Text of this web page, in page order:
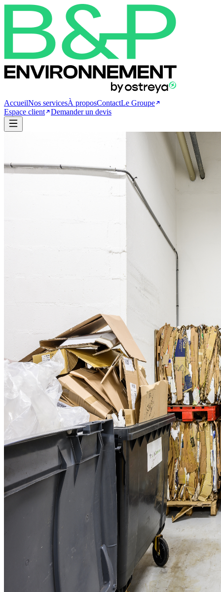
AccueilNos servicesÀ proposContactLe Groupe
Espace client
Demander un devis